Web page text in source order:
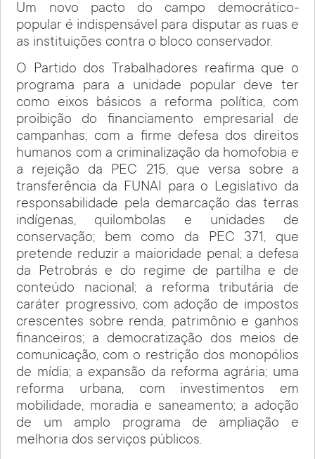
Um novo pacto do campo democrático-
popular é indispensável para disputar as ruas e
as instituições contra o bloco conservador.
O Partido dos Trabalhadores reafirma que o
programa para a unidade popular deve ter
como eixos básicos a reforma política, com
proibição do financiamento empresarial de
campanhas; com a firme defesa dos direitos
humanos com a criminalização da homofobia e
a rejeição da PEC 215, que versa sobre a
transferência da FUNAI para o Legislativo da
responsabilidade pela demarcação das terras
indígenas, quilombolas e unidades de
conservação; bem como da PEC 371, que
pretende reduzir a maioridade penal; a defesa
da Petrobrás e do regime de partilha e de
conteúdo nacional; a reforma tributária de
caráter progressivo, com adoção de impostos
crescentes sobre renda, patrimônio e ganhos
financeiros; a democratização dos meios de
comunicação, com o restrição dos monopólios
de mídia; a expansão da reforma agrária; uma
reforma urbana, com investimentos em
mobilidade, moradia e saneamento; a adoção
de um amplo programa de ampliação e
melhoria dos serviços públicos.